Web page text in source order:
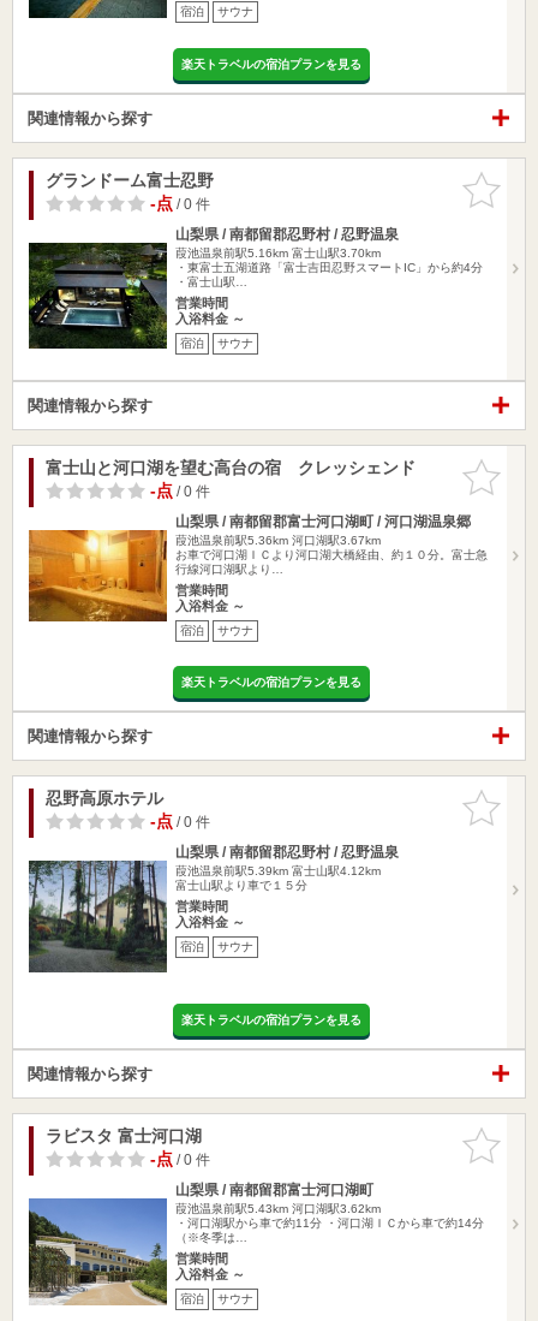
宿泊 サウナ
楽天トラベルの宿泊プランを見る
関連情報から探す
お気に入
りに追加
グランドーム富士忍野
-点/ 0 件
山梨県 / 南都留郡忍野村 / 忍野温泉
葭池温泉前駅5.16km 富士山駅3.70km
・東富士五湖道路「富士吉田忍野スマートIC」から約4分
・富士山駅…
営業時間
入浴料金 ～
宿泊 サウナ
関連情報から探す
お気に入
りに追加
富士山と河口湖を望む高台の宿 クレッシェンド
-点/ 0 件
山梨県 / 南都留郡富士河口湖町 / 河口湖温泉郷
葭池温泉前駅5.36km 河口湖駅3.67km
お車で河口湖ＩＣより河口湖大橋経由、約１０分。富士急
行線河口湖駅より…
営業時間
入浴料金 ～
宿泊 サウナ
楽天トラベルの宿泊プランを見る
関連情報から探す
お気に入
りに追加
忍野高原ホテル
-点/ 0 件
山梨県 / 南都留郡忍野村 / 忍野温泉
葭池温泉前駅5.39km 富士山駅4.12km
富士山駅より車で１５分
営業時間
入浴料金 ～
宿泊 サウナ
楽天トラベルの宿泊プランを見る
関連情報から探す
お気に入
りに追加
ラビスタ 富士河口湖
-点/ 0 件
山梨県 / 南都留郡富士河口湖町
葭池温泉前駅5.43km 河口湖駅3.62km
・河口湖駅から車で約11分 ・河口湖ＩＣから車で約14分
（※冬季は…
営業時間
入浴料金 ～
宿泊 サウナ